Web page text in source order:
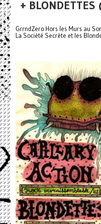
+ BLONDETTES
GrrndZero Hors les Murs au
La Société Secrète et les